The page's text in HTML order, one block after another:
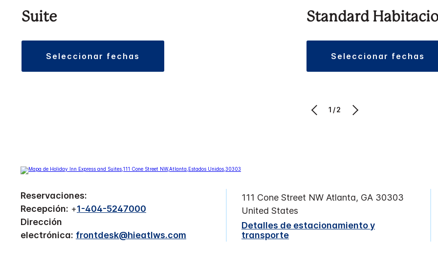
Suite
seleccionar fechas
Standard
seleccionar fechas
1/2
Reservaciones:
Recepción: +1-404-5247000
Dirección
electrónica: frontdesk@hieatlws.com
111 Cone Street NW Atlanta, GA 30303
United States
Detalles de estacionamiento y
transporte